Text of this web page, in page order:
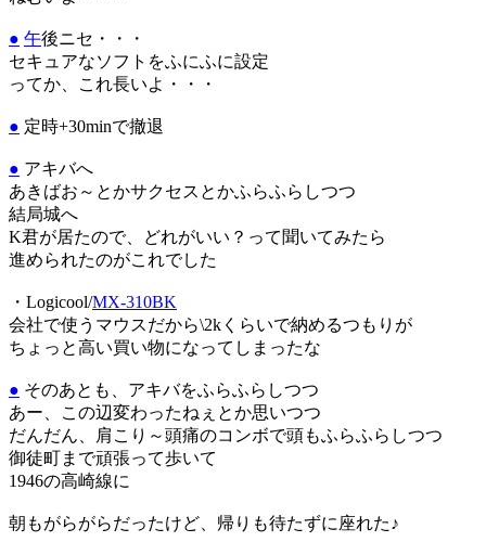
● 午後ニセ・・・
セキュアなソフトをふにふに設定
ってか、これ長いよ・・・
● 定時+30minで撤退
● アキバへ
あきばお～とかサクセスとかふらふらしつつ
結局城へ
K君が居たので、どれがいい？って聞いてみたら
進められたのがこれでした
・Logicool/MX-310BK
会社で使うマウスだから\2kくらいで納めるつもりが
ちょっと高い買い物になってしまったな
● そのあとも、アキバをふらふらしつつ
あー、この辺変わったねぇとか思いつつ
だんだん、肩こり～頭痛のコンボで頭もふらふらしつつ
御徒町まで頑張って歩いて
1946の高崎線に
朝もがらがらだったけど、帰りも待たずに座れた♪